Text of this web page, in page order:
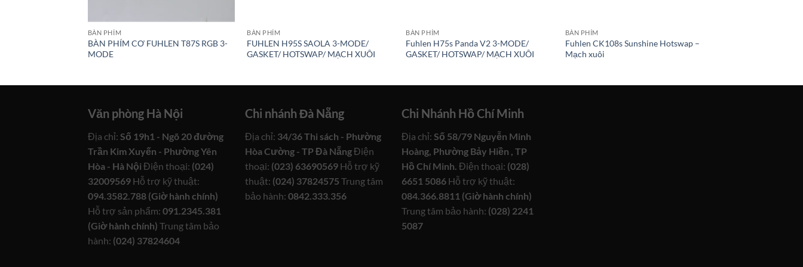
BÀN PHÍM
BÀN PHÍM CƠ FUHLEN T87S RGB 3-
MODE
BÀN PHÍM
FUHLEN H95S SAOLA 3-MODE/
GASKET/ HOTSWAP/ MẠCH XUÔI
BÀN PHÍM
Fuhlen H75s Panda V2 3-MODE/
GASKET/ HOTSWAP/ MẠCH XUÔI
BÀN PHÍM
Fuhlen CK108s Sunshine Hotswap –
Mạch xuôi
Văn phòng Hà Nội
Địa chỉ: Số 19h1 - Ngõ 20 đường
Trần Kim Xuyến - Phường Yên
Hòa - Hà Nội Điện thoại: (024)
32009569 Hỗ trợ kỹ thuật:
094.3582.788 (Giờ hành chính)
Hỗ trợ sản phẩm: 091.2345.381
(Giờ hành chính) Trung tâm bảo
hành: (024) 37824604
Chi nhánh Đà Nẵng
Địa chỉ: 34/36 Thi sách - Phường
Hòa Cường - TP Đà NẵngĐiện
thoại: (023) 63690569Hỗ trợ kỹ
thuật: (024) 37824575 Trung tâm
bảo hành: 0842.333.356
Chi Nhánh Hồ Chí Minh
Địa chỉ: Số 58/79 Nguyễn Minh
Hoàng, Phường Bảy Hiền , TP
Hồ Chí Minh. Điện thoại: (028)
6651 5086 Hỗ trợ kỹ thuật:
084.366.8811 (Giờ hành chính)
Trung tâm bảo hành: (028) 2241
5087